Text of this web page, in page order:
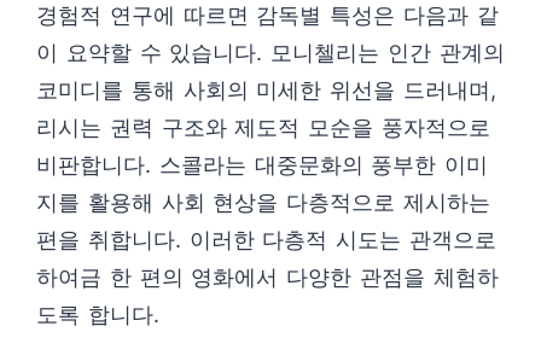
경험적 연구에 따르면 감독별 특성은 다음과 같
이 요약할 수 있습니다. 모니첼리는 인간 관계의
코미디를 통해 사회의 미세한 위선을 드러내며,
리시는 권력 구조와 제도적 모순을 풍자적으로
비판합니다. 스콜라는 대중문화의 풍부한 이미
지를 활용해 사회 현상을 다층적으로 제시하는
편을 취합니다. 이러한 다층적 시도는 관객으로
하여금 한 편의 영화에서 다양한 관점을 체험하
도록 합니다.